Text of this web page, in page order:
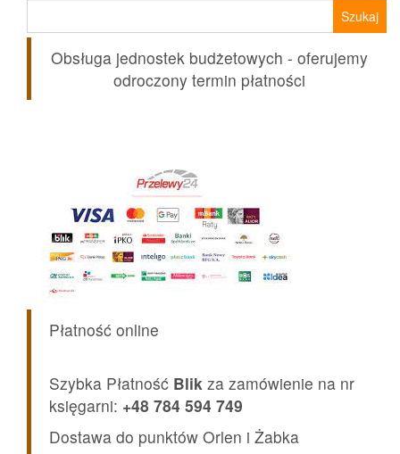
Obsługa jednostek budżetowych - oferujemy
odroczony termin płatności
Płatność online
Szybka Płatność Blik za zamówienie na nr
księgarni: +48 784 594 749
Dostawa do punktów Orlen i Żabka